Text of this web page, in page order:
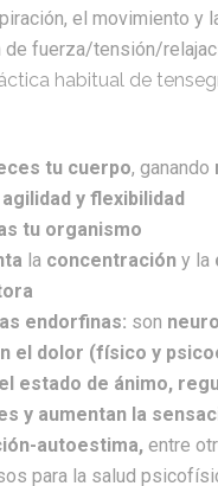
el movimiento y
de fuerza/tensión/
habitual de
tu cuerpo, ganando
y flexibilidad
tu organismo
la concentracióny la
endorfinas: son
el dolor (físico y
estado de ánimo,
y aumentan la
autoestima, entre
para la salud